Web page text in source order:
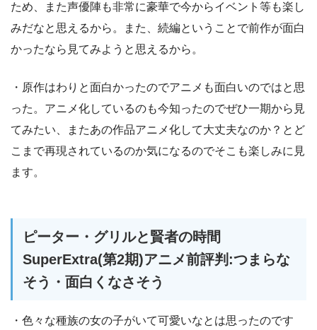
ため、また声優陣も非常に豪華で今からイベント等も楽し
みだなと思えるから。また、続編ということで前作が面白
かったなら見てみようと思えるから。
・原作はわりと面白かったのでアニメも面白いのではと思
った。アニメ化しているのも今知ったのでぜひ一期から見
てみたい、またあの作品アニメ化して大丈夫なのか？とど
こまで再現されているのか気になるのでそこも楽しみに見
ます。
ピーター・グリルと賢者の時間
SuperExtra(第2期)アニメ前評判:つまらな
そう・面白くなさそう
・色々な種族の女の子がいて可愛いなとは思ったのです